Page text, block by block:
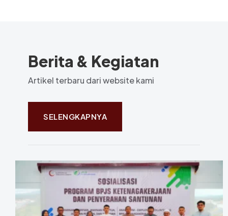
Berita & Kegiatan
Artikel terbaru dari website kami
SELENGKAPNYA